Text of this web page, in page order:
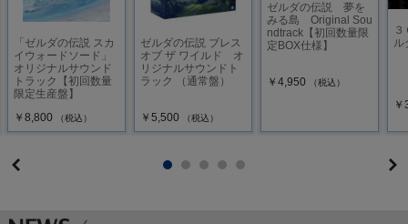
「ゼルダの伝説 スカ
イウォードソード」
オリジナルサウンド
トラック【初回数量
限定生産盤】
￥8,800
（税込）
ゼルダの伝説 ブレス
オブ ザ ワイルド オ
リジナルサウンドト
ラック （通常盤）
￥5,500 （税込）
ゼルダの伝説 夢を
みる島 Original Sou
ndtrack【初回数量限
定BOX仕様】
￥4,950 （税込）
ル